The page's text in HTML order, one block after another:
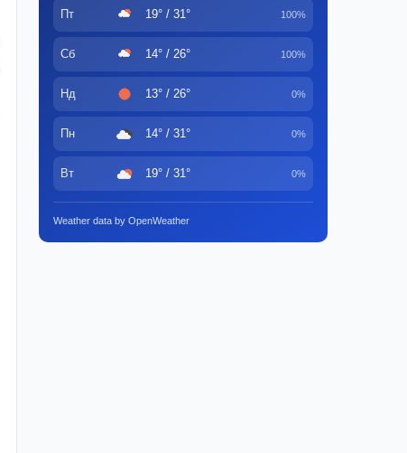
Пт 19° / 31° 100%
Сб 14° / 26° 100%
Нд 13° / 26° 0%
Пн 14° / 31° 0%
Вт 19° / 31° 0%
Weather data by OpenWeather